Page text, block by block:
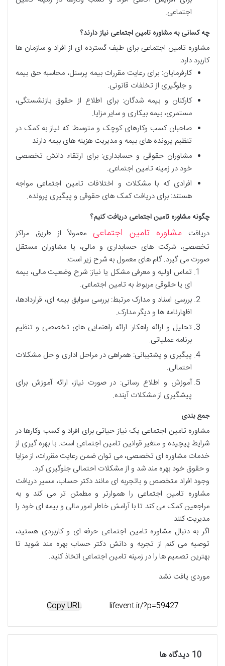
اجتماعی.
چه کسانی به مشاوره تامین اجتماعی نیاز دارند؟
مشاوره تامین اجتماعی برای طیف گسترده ای از افراد و سازمان ها
کاربرد دارد:
کارفرمایان: برای رعایت مقررات بیمه پرسنل، محاسبه حق بیمه
و جلوگیری از تخلفات قانونی.
کارکنان و بیمه شدگان: برای اطلاع از حقوق بازنشستگی،
مستمری، بیمه بیکاری و سایر مزایا.
صاحبان کسب وکارهای کوچک و متوسط: که نیاز به کمک در
تنظیم پرونده های بیمه و مدیریت هزینه های بیمه دارند.
مشاوران حقوقی و حسابداری: برای ارتقاء دانش تخصصی
خود در زمینه تامین اجتماعی.
افرادی که با مشکلات و اختلافات تامین اجتماعی مواجه
هستند: برای دریافت کمک های حقوقی و پیگیری پرونده.
چگونه مشاوره تامین اجتماعی دریافت کنیم؟
دریافت مشاوره تامین اجتماعی معمولاً از طریق مراکز
تخصصی، شرکت های حسابداری و مالی، یا مشاوران مستقل
صورت می گیرد. گام های معمول به شرح زیر است:
تماس اولیه و معرفی مشکل یا نیاز: شرح وضعیت مالی، بیمه
ای یا حقوقی مربوط به تامین اجتماعی.
بررسی اسناد و مدارک مرتبط: بررسی سوابق بیمه ای، قراردادها،
اظهارنامه ها و دیگر مدارک.
تحلیل و ارائه راهکار: ارائه راهنمایی های تخصصی و تنظیم
برنامه عملیاتی.
پیگیری و پشتیبانی: همراهی در مراحل اداری و حل مشکلات
احتمالی.
آموزش و اطلاع رسانی: در صورت نیاز، ارائه آموزش برای
پیشگیری از مشکلات آینده.
جمع بندی
مشاوره تامین اجتماعی یک نیاز حیاتی برای افراد و کسب وکارها در
شرایط پیچیده و متغیر قوانین تامین اجتماعی است. با بهره گیری از
خدمات مشاوره ای تخصصی، می توان ضمن رعایت مقررات، از مزایا
و حقوق خود بهره مند شد و از مشکلات احتمالی جلوگیری کرد.
وجود افراد متخصص و باتجربه ای مانند دکتر حساب، مسیر دریافت
مشاوره تامین اجتماعی را هموارتر و مطمئن تر می کند و به
مراجعین کمک می کند تا با آرامش خاطر امور مالی و بیمه ای خود را
مدیریت کنند.
اگر به دنبال مشاوره تامین اجتماعی حرفه ای و کاربردی هستید،
توصیه می کنم از تجربه و دانش دکتر حساب بهره مند شوید تا
بهترین تصمیم ها را در زمینه تامین اجتماعی اتخاذ کنید.
موردی یافت نشد
Copy URL
‫10 دیدگاه ها